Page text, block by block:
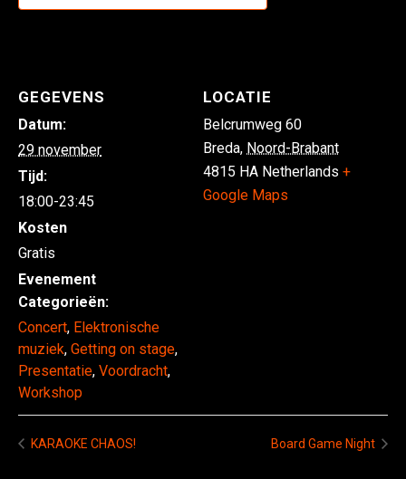
GEGEVENS
Datum:
29 november
Tijd:
18:00-23:45
Kosten
Gratis
Evenement
Categorieën:
Concert, Elektronische
muziek, Getting on stage,
Presentatie, Voordracht,
Workshop
LOCATIE
Belcrumweg 60
Breda, Noord-Brabant
4815 HA Netherlands +
Google Maps
KARAOKE CHAOS! Board Game Night